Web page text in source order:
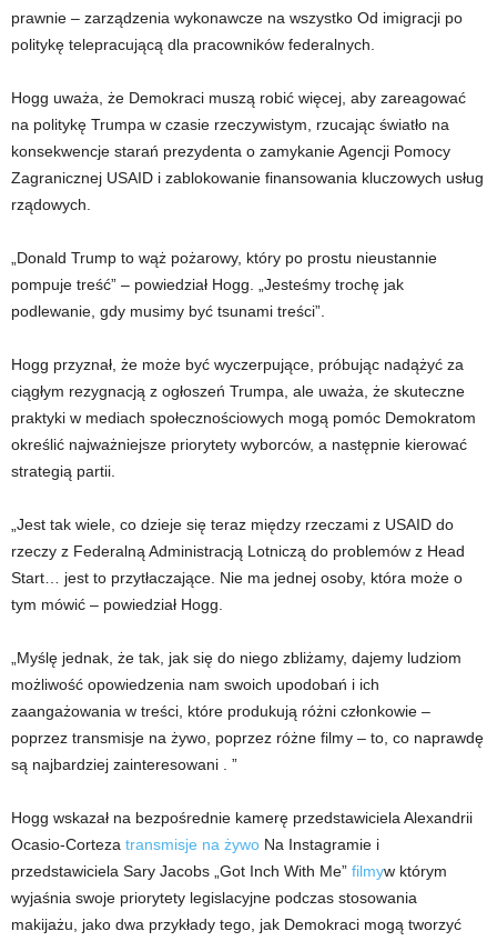
prawnie – zarządzenia wykonawcze na wszystko Od imigracji po
politykę telepracującą dla pracowników federalnych.
Hogg uważa, że ​​Demokraci muszą robić więcej, aby zareagować
na politykę Trumpa w czasie rzeczywistym, rzucając światło na
konsekwencje starań prezydenta o zamykanie Agencji Pomocy
Zagranicznej USAID i zablokowanie finansowania kluczowych usług
rządowych.
„Donald Trump to wąż pożarowy, który po prostu nieustannie
pompuje treść” – powiedział Hogg. „Jesteśmy trochę jak
podlewanie, gdy musimy być tsunami treści”.
Hogg przyznał, że może być wyczerpujące, próbując nadążyć za
ciągłym rezygnacją z ogłoszeń Trumpa, ale uważa, że ​​skuteczne
praktyki w mediach społecznościowych mogą pomóc Demokratom
określić najważniejsze priorytety wyborców, a następnie kierować
strategią partii.
„Jest tak wiele, co dzieje się teraz między rzeczami z USAID do
rzeczy z Federalną Administracją Lotniczą do problemów z Head
Start… jest to przytłaczające. Nie ma jednej osoby, która może o
tym mówić – powiedział Hogg.
„Myślę jednak, że tak, jak się do niego zbliżamy, dajemy ludziom
możliwość opowiedzenia nam swoich upodobań i ich
zaangażowania w treści, które produkują różni członkowie –
poprzez transmisje na żywo, poprzez różne filmy – to, co naprawdę
są najbardziej zainteresowani . ”
Hogg wskazał na bezpośrednie kamerę przedstawiciela Alexandrii
Ocasio-Corteza transmisje na żywo Na Instagramie i
przedstawiciela Sary Jacobs „Got Inch With Me” filmyw którym
wyjaśnia swoje priorytety legislacyjne podczas stosowania
makijażu, jako dwa przykłady tego, jak Demokraci mogą tworzyć